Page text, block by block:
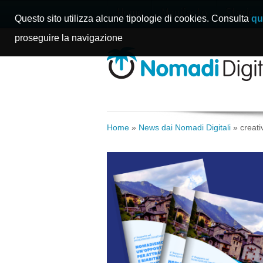
Home Manifesto Storie
Home » News dai Nomadi Digitali »
Questo sito utilizza alcune tipologie di cookies. Consulta
proseguire la navigazione